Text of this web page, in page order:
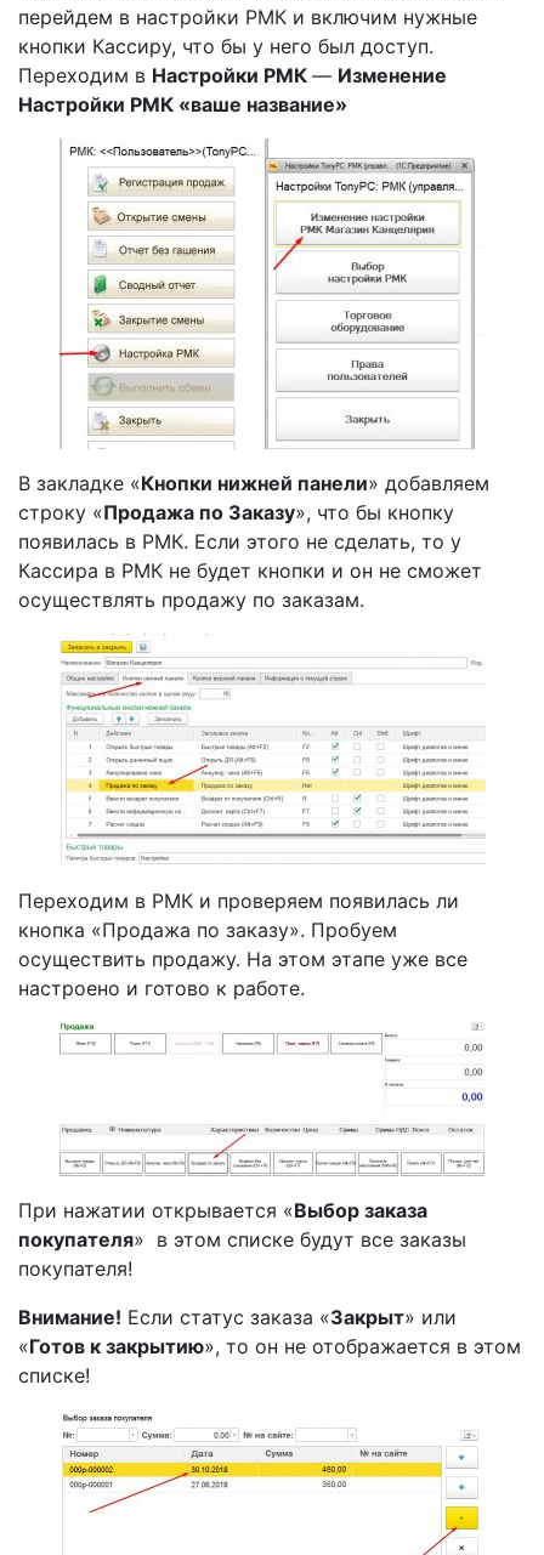
перейдем в настройки РМК и включим нужные
кнопки Кассиру, что бы у него был доступ.
Переходим в Настройки РМК — Изменение
Настройки РМК «ваше название»
В закладке «Кнопки нижней панели» добавляем
строку «Продажа по Заказу», что бы кнопку
появилась в РМК. Если этого не сделать, то у
Кассира в РМК не будет кнопки и он не сможет
осуществлять продажу по заказам.
Переходим в РМК и проверяем появилась ли
кнопка «Продажа по заказу». Пробуем
осуществить продажу. На этом этапе уже все
настроено и готово к работе.
При нажатии открывается «Выбор заказа
покупателя» в этом списке будут все заказы
покупателя!
Внимание! Если статус заказа «Закрыт» или
«Готов к закрытию», то он не отображается в этом
списке!